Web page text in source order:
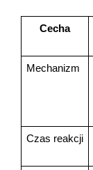
Cecha
Mechanizm
Czas reakcji